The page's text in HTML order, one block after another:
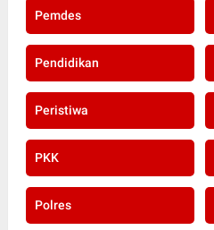
Pemdes
Pendidikan
Peristiwa
PKK
Polres